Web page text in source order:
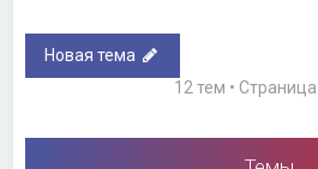
Новая тема
12 тем • Страница